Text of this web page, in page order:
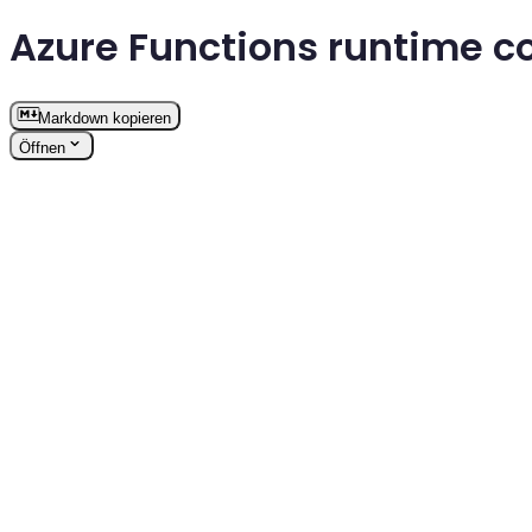
Azure Functions runtime
Markdown kopieren
Öffnen